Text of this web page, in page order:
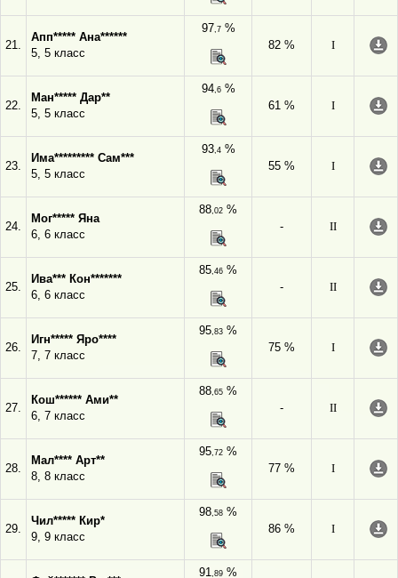
21.
Апп***** Ана******
5, 5 класс
97,7%
82 %
I
22.
Ман***** Дар**
5, 5 класс
94,6%
61 %
I
23.
Има********* Сам***
5, 5 класс
93,4%
55 %
I
24.
Мог***** Яна
6, 6 класс
88,02 %
-
II
25.
Ива*** Кон*******
6, 6 класс
85,46 %
-
II
26.
Игн***** Яро****
7, 7 класс
95,83 %
75 %
I
27.
Кош****** Ами**
6, 7 класс
88,65 %
-
II
28.
Мал**** Арт**
8, 8 класс
95,72 %
77 %
I
29.
Чил***** Кир*
9, 9 класс
98,58 %
86 %
I
91,89 %